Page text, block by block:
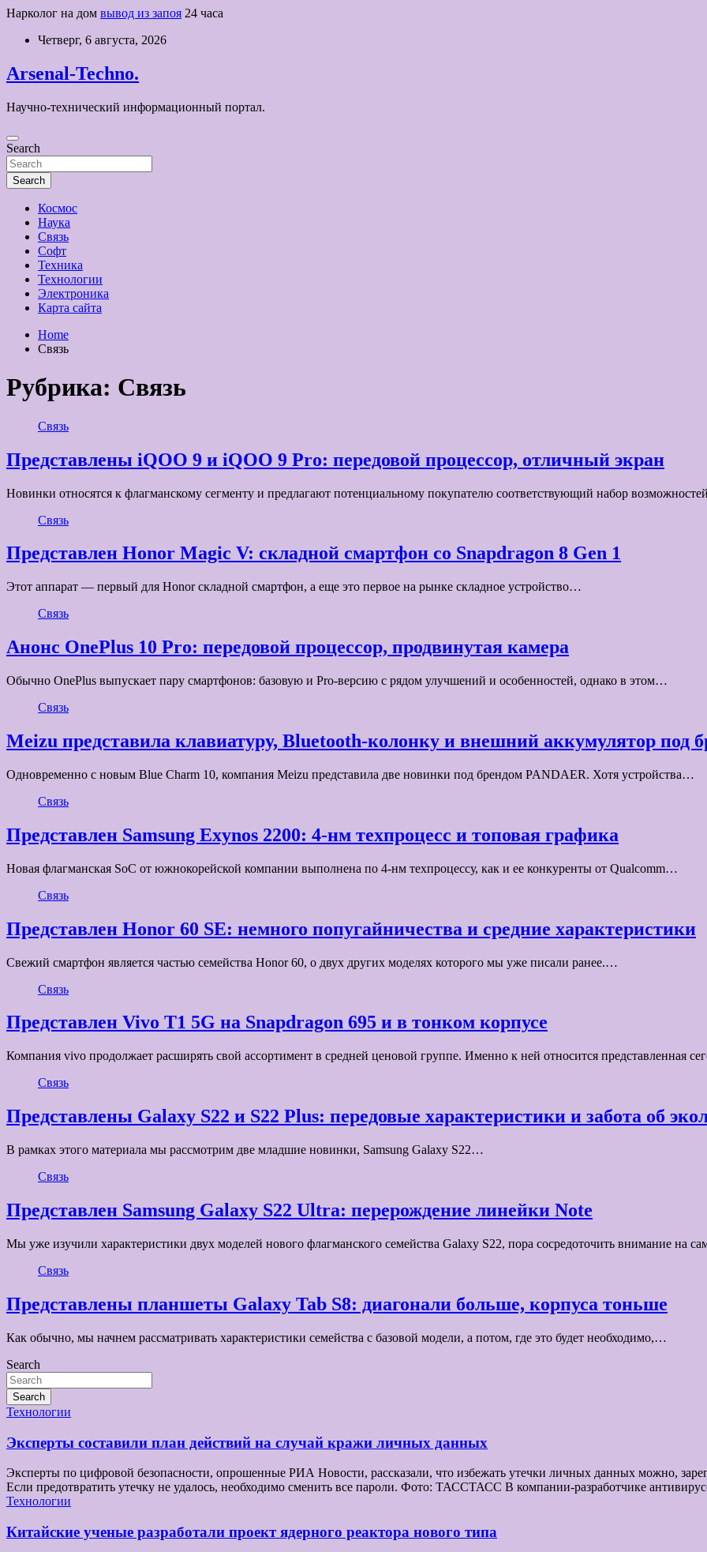
Нарколог на дом вывод из запоя 24 часа
Skip
content
Четверг, 6 августа, 2026
Arsenal-Techno.
Научно-технический информационный портал.
Search
Search
Космос
Наука
Связь
Софт
Техника
Технологии
Электроника
Карта сайта
Home
Связь
Рубрика: Связь
Связь
Представлены iQOO 9 и iQOO 9 Pro: передовой процессор, отличный экран
Новинки относятся к флагманскому сегменту и предлагают потенциальному покупателю соответствующий набор
Связь
Представлен Honor Magic V: складной смартфон со Snapdragon 8 Gen 1
Этот аппарат — первый для Honor складной смартфон, а еще это первое на рынке складное устройство…
Связь
Анонс OnePlus 10 Pro: передовой процессор, продвинутая камера
Обычно OnePlus выпускает пару смартфонов: базовую и Pro-версию с рядом улучшений и особенностей, однако в этом…
Связь
Meizu представила клавиатуру, Bluetooth-колонку и внешний аккумулятор под
Одновременно с новым Blue Charm 10, компания Meizu представила две новинки под брендом PANDAER. Хотя устройства…
Связь
Представлен Samsung Exynos 2200: 4-нм техпроцесс и топовая графика
Новая флагманская SoC от южнокорейской компании выполнена по 4-нм техпроцессу, как и ее конкуренты от Qualcomm…
Связь
Представлен Honor 60 SE: немного попугайничества и средние характеристики
Свежий смартфон является частью семейства Honor 60, о двух других моделях которого мы уже писали ранее.…
Связь
Представлен Vivo T1 5G на Snapdragon 695 и в тонком корпусе
Компания vivo продолжает расширять свой ассортимент в средней ценовой группе. Именно к ней относится представленная
Связь
Представлены Galaxy S22 и S22 Plus: передовые характеристики и забота об
В рамках этого материала мы рассмотрим две младшие новинки, Samsung Galaxy S22…
Связь
Представлен Samsung Galaxy S22 Ultra: перерождение линейки Note
Мы уже изучили характеристики двух моделей нового флагманского семейства Galaxy S22, пора сосредоточить внимание на
Связь
Представлены планшеты Galaxy Tab S8: диагонали больше, корпуса тоньше
Как обычно, мы начнем рассматривать характеристики семейства с базовой модели, а потом, где это будет необходимо,…
Search
Search
Технологии
Эксперты составили план действий на случай кражи личных данных
Эксперты по цифровой безопасности, опрошенные РИА Новости, рассказали, что избежать утечки личных данных можно,
Если предотвратить утечку не удалось, необходимо сменить все пароли. Фото: ТАССТАСС В компании-разработчике
Технологии
Китайские ученые разработали проект ядерного реактора нового типа